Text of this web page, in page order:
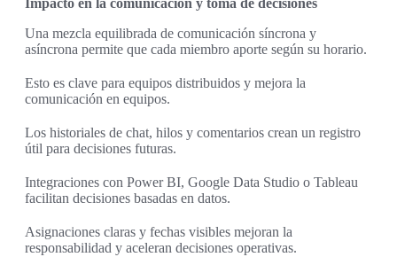
Impacto en la comunicación y toma de decisiones
Una mezcla equilibrada de comunicación síncrona y
asíncrona permite que cada miembro aporte según su horario.
Esto es clave para equipos distribuidos y mejora la
comunicación en equipos.
Los historiales de chat, hilos y comentarios crean un registro
útil para decisiones futuras.
Integraciones con Power BI, Google Data Studio o Tableau
facilitan decisiones basadas en datos.
Asignaciones claras y fechas visibles mejoran la
responsabilidad y aceleran decisiones operativas.